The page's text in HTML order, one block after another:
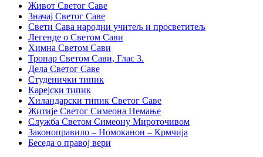
Живот Светог Саве
Значај Светог Саве
Свети Сава народни учитељ и просветитељ
Легенде о Светом Сави
Химна Светом Сави
Тропар Светом Сави, Глас 3.
Дела Светог Саве
Студенички типик
Карејски типик
Хиландарски типик Светог Саве
Житије Светог Симеона Немање
Служба Светом Симеону Мироточивом
Законоправило – Номоканон – Крмчија
Беседа о правој вери